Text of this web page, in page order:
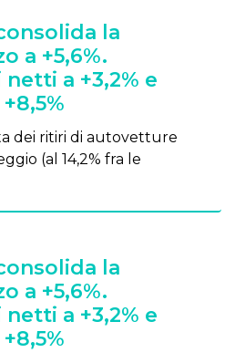
la
a +5,6%.
a +3,2% e
dei ritiri di autovetture
(al 14,2% fra le
la
a +5,6%.
a +3,2% e